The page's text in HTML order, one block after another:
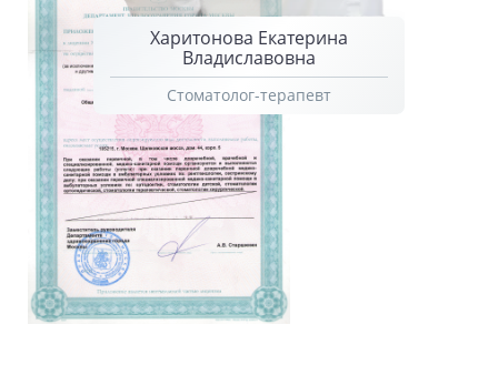
Харитонова Екатерина
Владиславовна
Стоматолог-терапевт